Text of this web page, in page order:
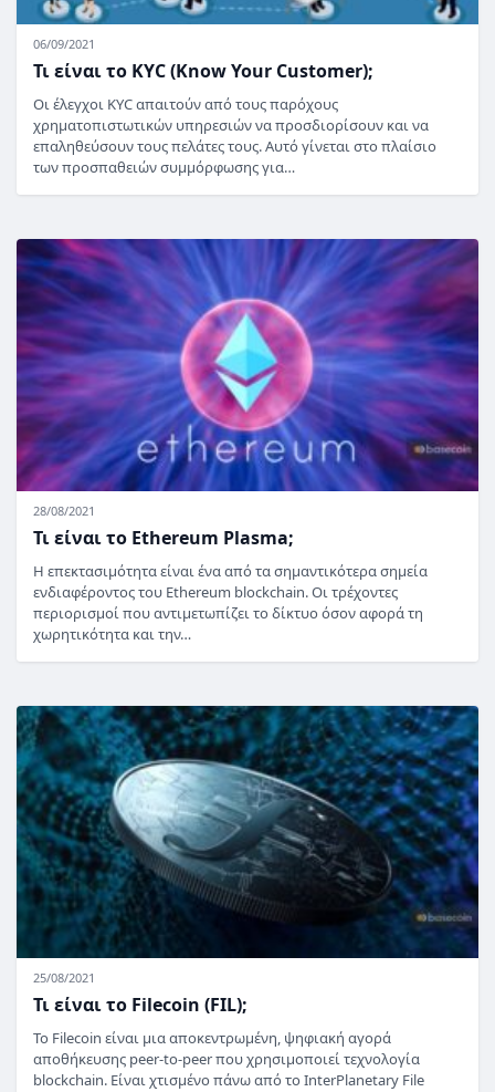
06/09/2021
Τι είναι το KYC (Know Your Customer);
Οι έλεγχοι KYC απαιτούν από τους παρόχους
χρηματοπιστωτικών υπηρεσιών να προσδιορίσουν και να
επαληθεύσουν τους πελάτες τους. Αυτό γίνεται στο πλαίσιο
των προσπαθειών συμμόρφωσης για…
28/08/2021
Τι είναι το Ethereum Plasma;
Η επεκτασιμότητα είναι ένα από τα σημαντικότερα σημεία
ενδιαφέροντος του Ethereum blockchain. Οι τρέχοντες
περιορισμοί που αντιμετωπίζει το δίκτυο όσον αφορά τη
χωρητικότητα και την…
25/08/2021
Τι είναι το Filecoin (FIL);
Το Filecoin είναι μια αποκεντρωμένη, ψηφιακή αγορά
αποθήκευσης peer-to-peer που χρησιμοποιεί τεχνολογία
blockchain. Είναι χτισμένο πάνω από το InterPlanetary File